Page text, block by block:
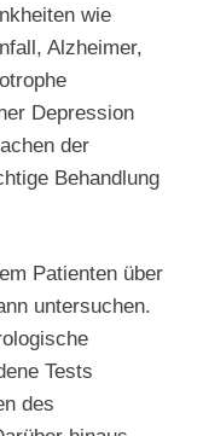
wie
Alzheimer,
Depression
der
Behandlung
Patienten über
untersuchen.
Tests
des